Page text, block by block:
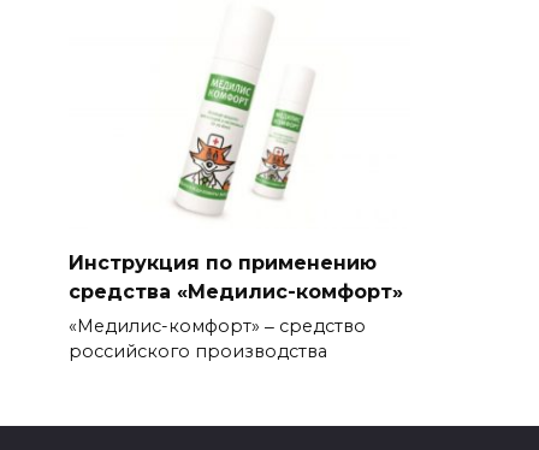
Инструкция по применению
средства «Медилис-комфорт»
«Медилис-комфорт» ‒ средство
российского производства